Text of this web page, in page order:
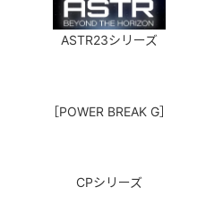
ASTR23シリーズ
［POWER BREAK G］
CPシリーズ